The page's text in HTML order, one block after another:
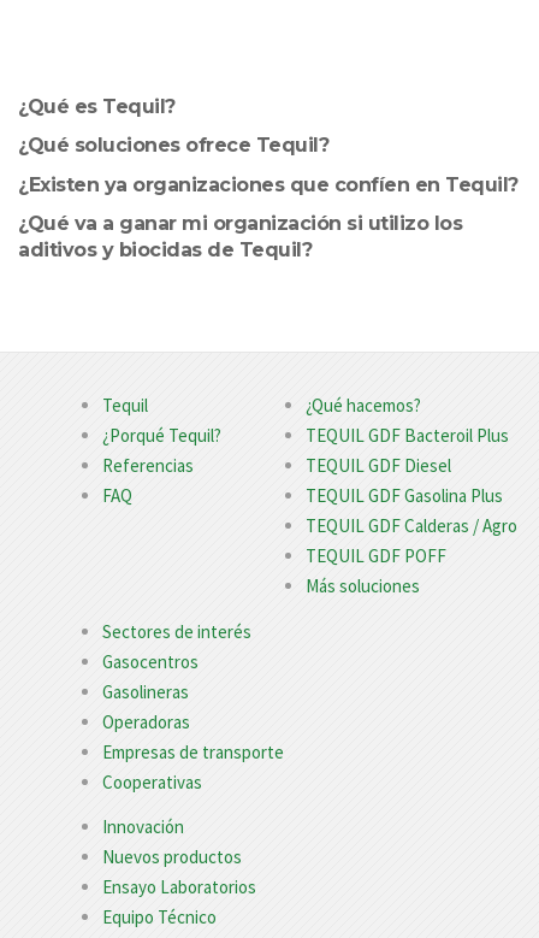
¿Qué es Tequil?
¿Qué soluciones ofrece Tequil?
¿Existen ya organizaciones que confíen en Tequil?
¿Qué va a ganar mi organización si utilizo los
aditivos y biocidas de Tequil?
Tequil
¿Porqué Tequil?
Referencias
FAQ
¿Qué hacemos?
TEQUIL GDF Bacteroil Plus
TEQUIL GDF Diesel
TEQUIL GDF Gasolina Plus
TEQUIL GDF Calderas / Agro
TEQUIL GDF POFF
Más soluciones
Sectores de interés
Gasocentros
Gasolineras
Operadoras
Empresas de transporte
Cooperativas
Innovación
Nuevos productos
Ensayo Laboratorios
Equipo Técnico